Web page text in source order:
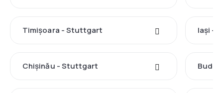
Timișoara - Stuttgart Iași -
Chișinău - Stuttgart